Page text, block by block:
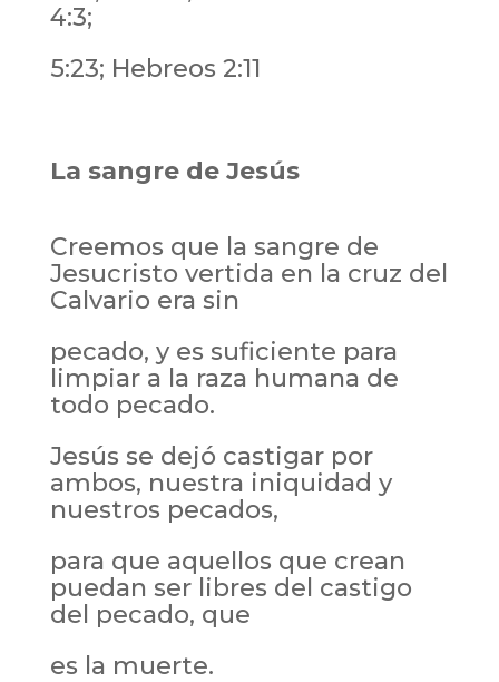
4:3;
5:23; Hebreos 2:11
La sangre de Jesús
Creemos que la sangre de
Jesucristo vertida en la cruz del
Calvario era sin
pecado, y es suficiente para
limpiar a la raza humana de
todo pecado.
Jesús se dejó castigar por
ambos, nuestra iniquidad y
nuestros pecados,
para que aquellos que crean
puedan ser libres del castigo
del pecado, que
es la muerte.